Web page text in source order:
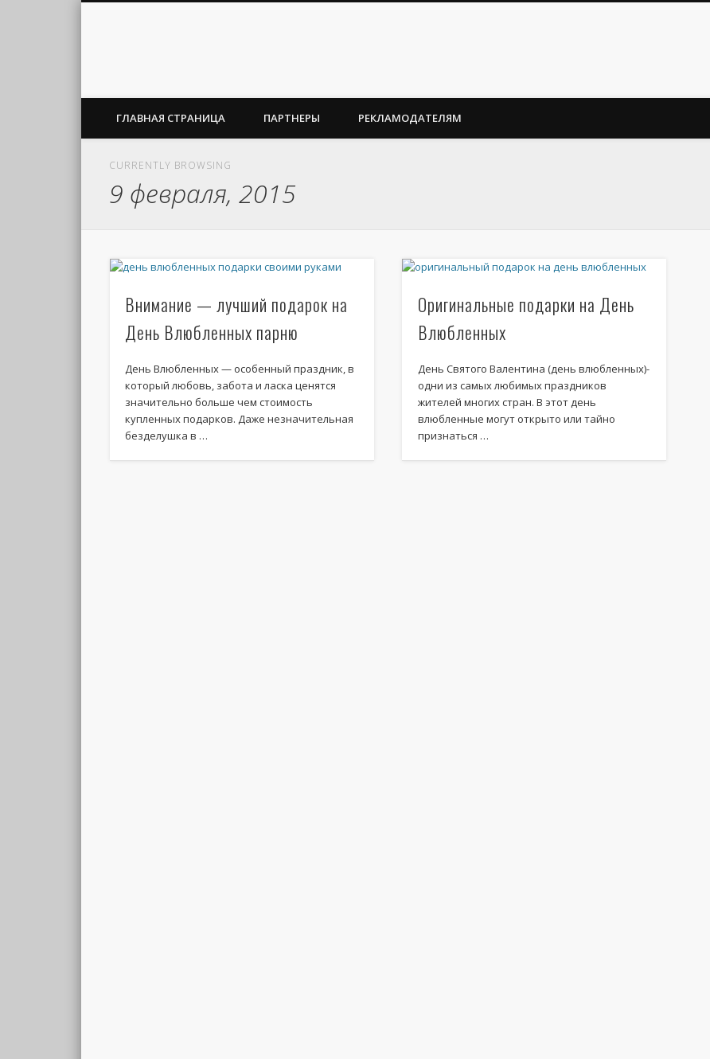
ГЛАВНАЯ СТРАНИЦА ПАРТНЕРЫ РЕКЛАМОДАТЕЛЯМ
CURRENTLY BROWSING
9 февраля, 2015
Внимание — лучший подарок на
День Влюбленных парню
День Влюбленных — особенный праздник, в
который любовь, забота и ласка ценятся
значительно больше чем стоимость
купленных подарков. Даже незначительная
безделушка в …
Оригинальные подарки на День
Влюбленных
День Святого Валентина (день влюбленных)-
одни из самых любимых праздников
жителей многих стран. В этот день
влюбленные могут открыто или тайно
признаться …